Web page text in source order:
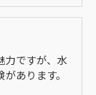
力ですが、水
あります。